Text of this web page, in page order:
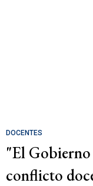
DOCENTES
"El
conflicto